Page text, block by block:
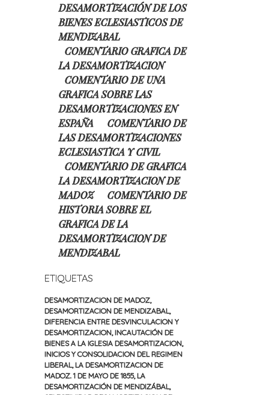
DESAMORTIZACIÓN DE LOS
BIENES ECLESIASTICOS DE
MENDIZABAL
COMENTARIO GRAFICA DE
LA DESAMORTIZACION
COMENTARIO DE UNA
GRAFICA SOBRE LAS
DESAMORTIZACIONES EN
ESPAÑA
COMENTARIO DE
LAS DESAMORTIZACIONES
ECLESIASTICA Y CIVIL
COMENTARIO DE GRAFICA
LA DESAMORTIZACION DE
MADOZ
COMENTARIO DE
HISTORIA SOBRE EL
GRAFICA DE LA
DESAMORTIZACION DE
MENDIZABAL
ETIQUETAS
DESAMORTIZACION DE MADOZ
DESAMORTIZACION DE MENDIZABAL
DIFERENCIA ENTRE DESVINCULACION Y
DESAMORTIZACION INCAUTACIÓN DE
BIENES A LA IGLESIA DESAMORTIZACION
INICIOS Y CONSOLIDACION DEL REGIMEN
LIBERAL LA DESAMORTIZACION DE
MADOZ. 1 DE MAYO DE 1855, LA
DESAMORTIZACIÓN DE MENDIZÁBAL